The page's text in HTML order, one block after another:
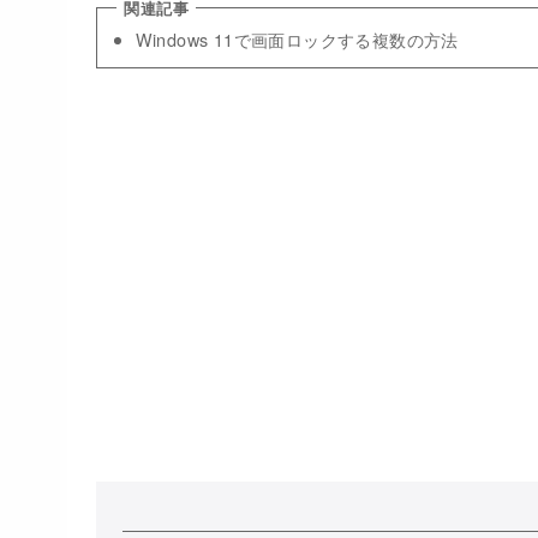
Windows 11で画面ロックする複数の方法